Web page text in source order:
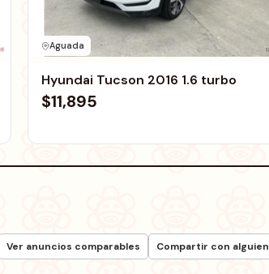
Aguada
Hyundai Tucson 2016 1.6 turbo
$11,895
Ver anuncios comparables Compartir con alguien